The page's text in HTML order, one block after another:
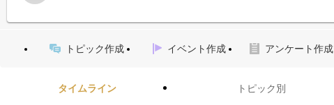
トピック作成 イベント作成 アンケート作成
タイムライン トピック別